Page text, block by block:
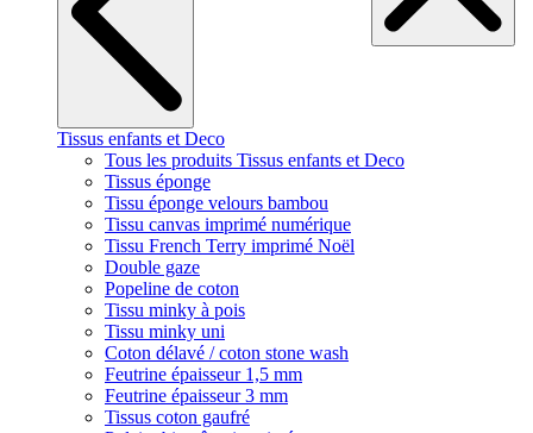
Tissus enfants et Deco
Tous les produits Tissus enfants et Deco
Tissus éponge
Tissu éponge velours bambou
Tissu canvas imprimé numérique
Tissu French Terry imprimé Noël
Double gaze
Popeline de coton
Tissu minky à pois
Tissu minky uni
Coton délavé / coton stone wash
Feutrine épaisseur 1,5 mm
Feutrine épaisseur 3 mm
Tissus coton gaufré